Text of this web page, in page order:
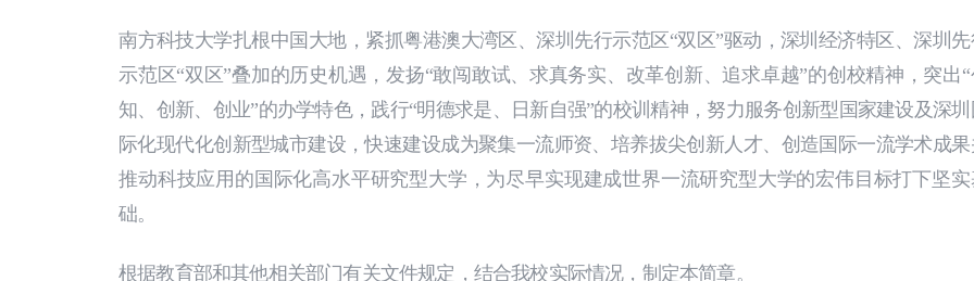
南方科技大学扎根中国大地，紧抓粤港澳大湾区、深圳先行示范区“双区”驱动，深圳经济特区、深圳先
示范区“双区”叠加的历史机遇，发扬“敢闯敢试、求真务实、改革创新、追求卓越”的创校精神，突出“
知、创新、创业”的办学特色，践行“明德求是、日新自强”的校训精神，努力服务创新型国家建设及深
际化现代化创新型城市建设，快速建设成为聚集一流师资、培养拔尖创新人才、创造国际一流学术成果
推动科技应用的国际化高水平研究型大学，为尽早实现建成世界一流研究型大学的宏伟目标打下坚实
础。
根据教育部和其他相关部门有关文件规定，结合我校实际情况，制定本简章。